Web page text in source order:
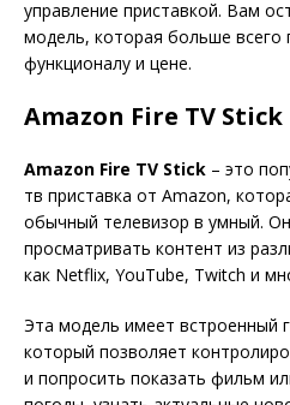
управление приставкой. Вам
модель, которая больше всего
функционалу и цене.
Amazon Fire TV Stick
Amazon Fire TV Stick – это
тв приставка от Amazon,
обычный телевизор в умный.
просматривать контент из
как Netflix, YouTube, Twitch и
Эта модель имеет встроенный
который позволяет
и попросить показать фильм